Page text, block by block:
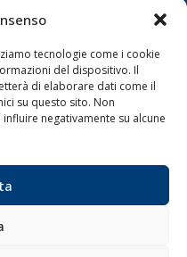
tecnologie come i cookie
del dispositivo. Il
di elaborare dati come il
su questo sito. Non
negativamente su alcune